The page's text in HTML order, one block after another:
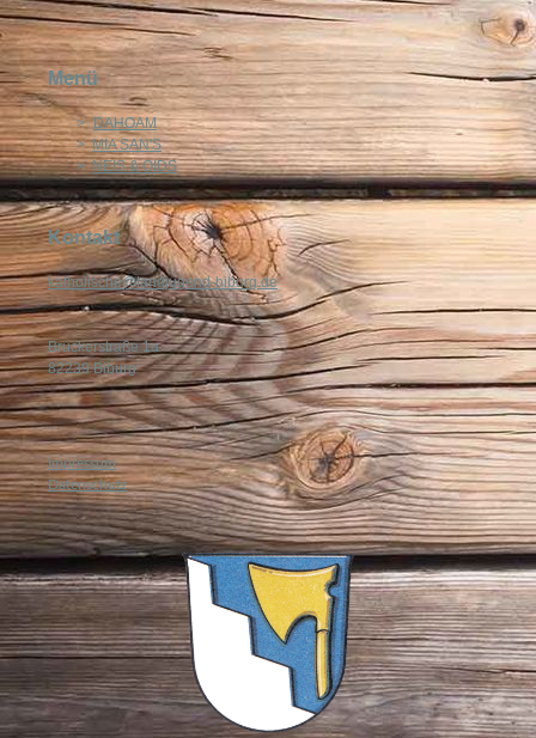
Menü
> DAHOAM
>MIA SAN'S
>NEIS & OIDS
Kontakt
katholische@landjugend-biburg.de
Bruckerstraße 1a
82239 Biburg
Impressum
Datenschutz